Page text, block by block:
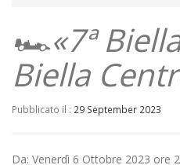
🏎️«7ª
Biella
Pubblicato il : 29 September 2023
Da: Venerdì 6 Ottobre 2023 ore